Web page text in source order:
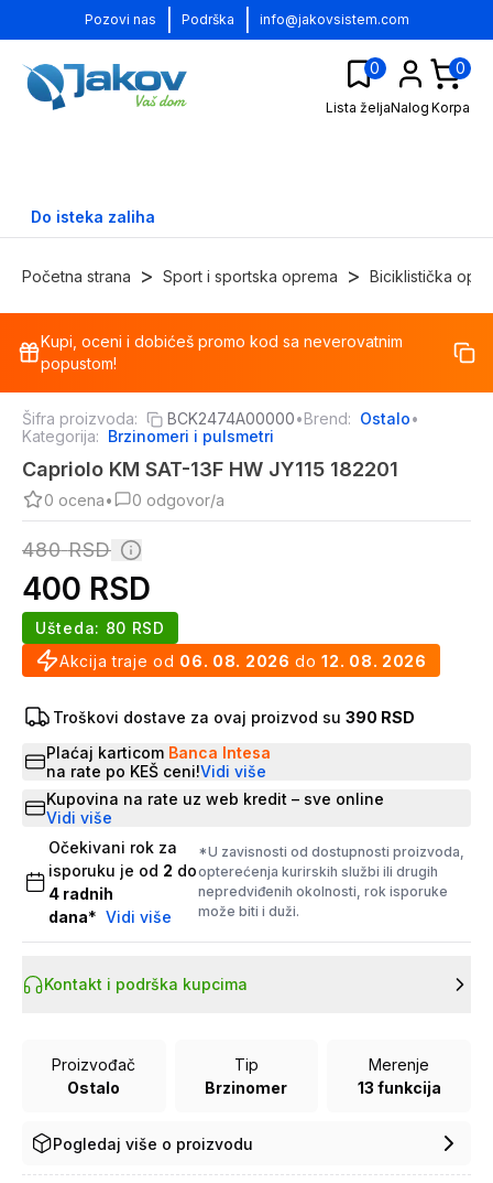
Pozovi nas Podrška info@jakovsistem.com
0
Lista željaNalog
0
Korpa
Do isteka zaliha
Početna strana > Sport i sportska oprema > Biciklistička
%
Kupi, oceni i dobićeš promo kod sa neverovatnim
popustom!
Šifra proizvoda: BCK2474A00000•Brend: Ostalo•
Kategorija: Brzinomeri i pulsmetri
Capriolo KM SAT-13F HW JY115 182201
0 ocena• 0 odgovor/a
480 RSD
400 RSD
Akcija traje od 06. 08. 2026 do 12. 08. 2026
Ušteda: 80 RSD
Troškovi dostave za ovaj proizvod su 390 RSD
Plaćaj karticom Banca Intesa
na rate po KEŠ ceni!Vidi više
Kupovina na rate uz web kredit – sve online
Vidi više
Očekivani rok za
isporuku je od 2 do
4 radnih
dana* Vidi više
*U zavisnosti od dostupnosti proizvoda,
opterećenja kurirskih službi ili drugih
nepredviđenih okolnosti, rok isporuke
može biti i duži.
Kontakt i podrška kupcima
Proizvođač
Ostalo
Tip
Brzinomer
Merenje
13 funkcija
Pogledaj više o proizvodu